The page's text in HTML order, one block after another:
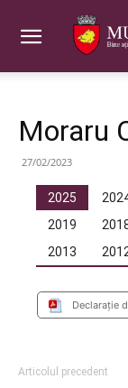
Moraru
27/02/2023
2025
2019
2013
Declarație
Articolul precedent